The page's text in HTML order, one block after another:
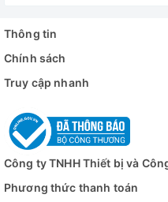
Thông tin
Chính sách
Truy cập nhanh
Công ty TNHH Thiết bị và
Phương thức thanh toán